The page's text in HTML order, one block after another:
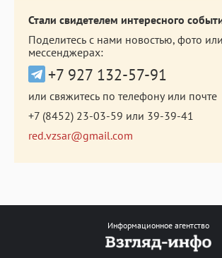
Стали свидетелем интересного
Поделитесь с нами новостью, фото
мессенджерах:
+7 927 132-57-91
или свяжитесь по телефону или почте
+7 (8452) 23-03-59 или 39-39-41
red.vzsar@gmail.com
Информационное агентство